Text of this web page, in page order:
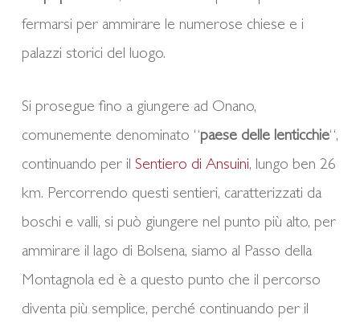
fermarsi per ammirare le numerose chiese e i
palazzi storici del luogo.
Si prosegue fino a giungere ad Onano,
comunemente denominato “paese delle lenticchie“,
continuando per il Sentiero di Ansuini, lungo ben 26
km. Percorrendo questi sentieri, caratterizzati da
boschi e valli, si può giungere nel punto più alto, per
ammirare il lago di Bolsena, siamo al Passo della
Montagnola ed è a questo punto che il percorso
diventa più semplice, perché continuando per il